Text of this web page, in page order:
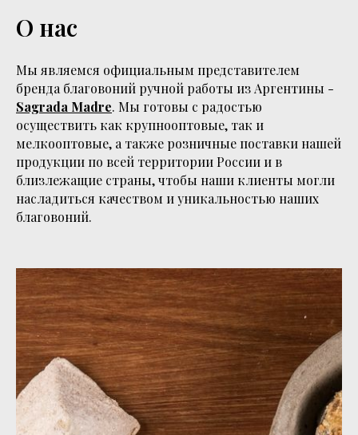
О нас
Мы являемся официальным представителем
бренда благовоний ручной работы из Аргентины -
Sagrada Madre. Мы готовы с радостью
осуществить как крупнооптовые, так и
мелкооптовые, а также розничные поставки нашей
продукции по всей территории России и в
близлежащие страны, чтобы наши клиенты могли
насладиться качеством и уникальностью наших
благовоний.